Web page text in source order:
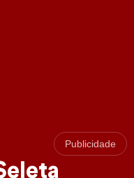
Publicidade